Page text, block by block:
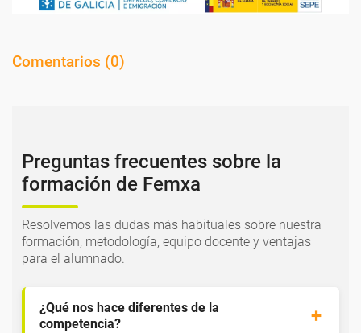
Comentarios (0)
Preguntas frecuentes sobre la
formación de Femxa
Resolvemos las dudas más habituales sobre nuestra
formación, metodología, equipo docente y ventajas
para el alumnado.
¿Qué nos hace diferentes de la
competencia?